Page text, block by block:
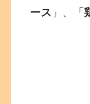
ース 」、「